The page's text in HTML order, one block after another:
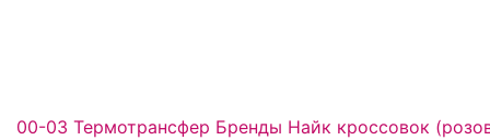
00-03 Термотрансфер Бренды Найк кроссовок